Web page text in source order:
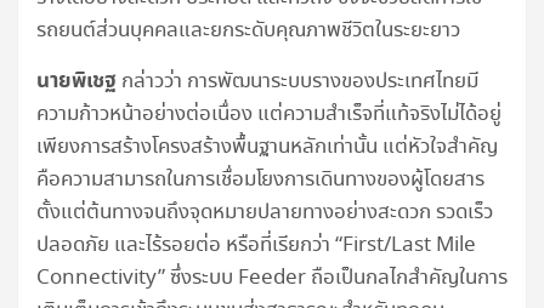
รถยนต์ส่วนบุคคลและยกระดับคุณภาพชีวิตในระยะยาว
นายพิเชฐ กล่าวว่า การพัฒนาระบบรางของประเทศไทยมี
ความก้าวหน้าอย่างต่อเนื่อง แต่ความสำเร็จที่แท้จริงไม่ได้อยู่
เพียงการสร้างโครงสร้างพื้นฐานหลักเท่านั้น แต่หัวใจสำคัญ
คือความสามารถในการเชื่อมโยงการเดินทางของผู้โดยสาร
ตั้งแต่ต้นทางจนถึงจุดหมายปลายทางอย่างสะดวก รวดเร็ว
ปลอดภัย และไร้รอยต่อ หรือที่เรียกว่า “First/Last Mile
Connectivity” ซึ่งระบบ Feeder ถือเป็นกลไกสำคัญในการ